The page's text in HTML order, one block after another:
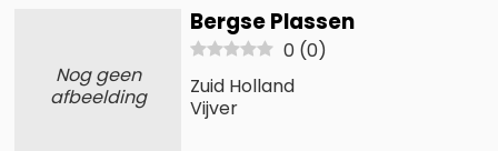
Nog geen
afbeelding
Bergse Plassen
0 (0)
Zuid Holland
Vijver